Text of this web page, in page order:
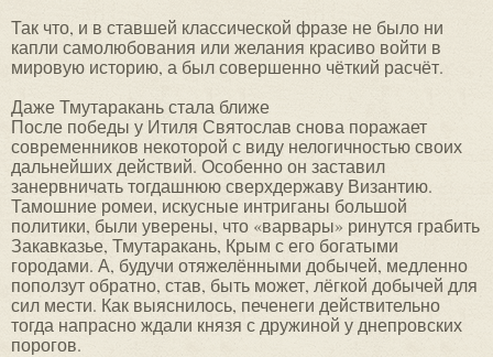
Так что, и в ставшей классической фразе не было ни
капли самолюбования или желания красиво войти в
мировую историю, а был совершенно чёткий расчёт.
Даже Тмутаракань стала ближе
После победы у Итиля Святослав снова поражает
современников некоторой с виду нелогичностью своих
дальнейших действий. Особенно он заставил
занервничать тогдашнюю сверхдержаву Византию.
Тамошние ромеи, искусные интриганы большой
политики, были уверены, что «варвары» ринутся грабить
Закавказье, Тмутаракань, Крым с его богатыми
городами. А, будучи отяжелёнными добычей, медленно
поползут обратно, став, быть может, лёгкой добычей для
сил мести. Как выяснилось, печенеги действительно
тогда напрасно ждали князя с дружиной у днепровских
порогов.